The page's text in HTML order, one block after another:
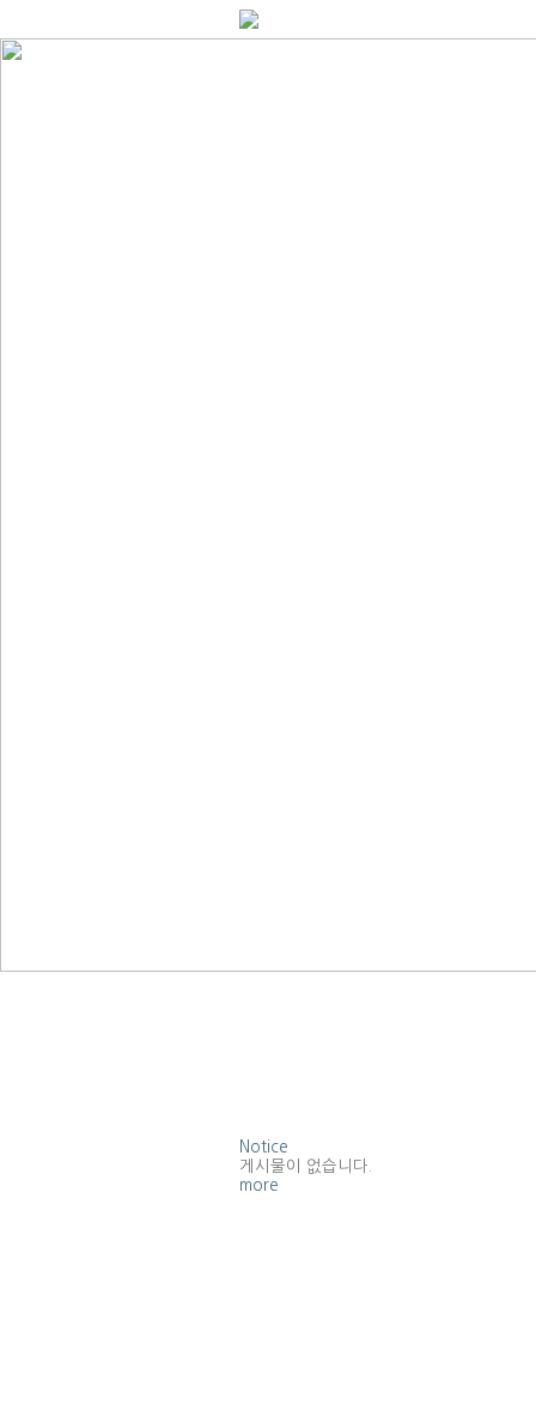
Notice
게시물이 없습니다.
more